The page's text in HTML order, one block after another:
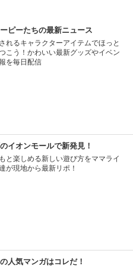
ピーたちの最新ニュース
れるキャラクターアイテムでほっと
こう！かわいい最新グッズやイベン
を毎日配信
イオンモールで新発見！
と楽しめる新しい遊び方をママライ
が現地から最新リポ！
人気マンガはコレだ！